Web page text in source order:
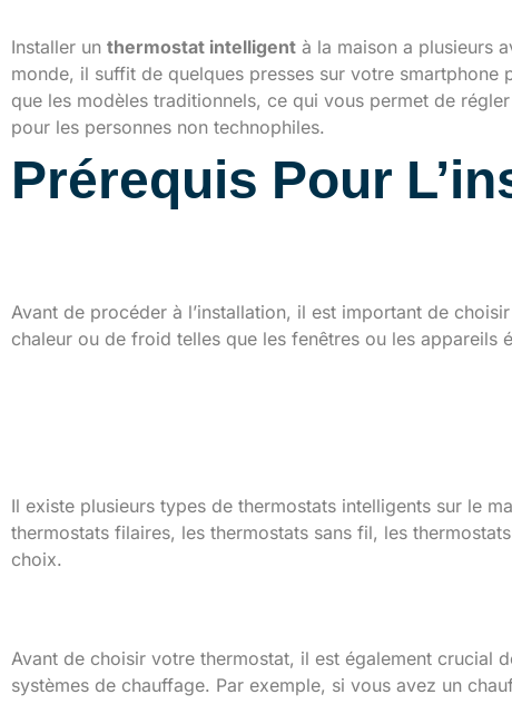
Installer un thermostat intelligent à la maison a plusieurs
monde, il suffit de quelques presses sur votre
que les modèles traditionnels, ce qui vous permet de
pour les personnes non technophiles.
Prérequis Pour
Avant de procéder à l’installation, il est important de
chaleur ou de froid telles que les fenêtres ou les
Il existe plusieurs types de thermostats intelligents sur le
thermostats filaires, les thermostats sans fil, les
choix.
Avant de choisir votre thermostat, il est également crucial
systèmes de chauffage. Par exemple, si vous avez un